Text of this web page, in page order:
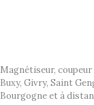
Magnétiseur,
Buxy, Givry, Saint
Bourgogne et à